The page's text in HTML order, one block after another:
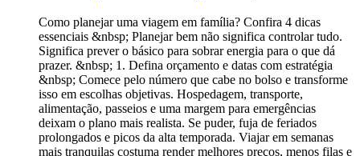
Como planejar uma viagem em família? Confira 4 dicas
essenciais &nbsp; Planejar bem não significa controlar tudo.
Significa prever o básico para sobrar energia para o que dá
prazer. &nbsp; 1. Defina orçamento e datas com estratégia
&nbsp; Comece pelo número que cabe no bolso e transforme
isso em escolhas objetivas. Hospedagem, transporte,
alimentação, passeios e uma margem para emergências
deixam o plano mais realista. Se puder, fuja de feriados
prolongados e picos da alta temporada. Viajar em semanas
mais tranquilas costuma render melhores preços, menos filas e